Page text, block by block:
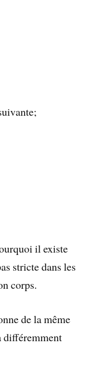
il existe
stricte dans les
corps.
de la même
différemment